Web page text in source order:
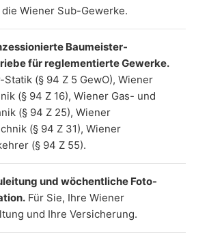
Wiener Sub-Gewerke.
Baumeister-
für reglementierte Gewerke.
Statik (§ 94 Z 5 GewO), Wiener
(§ 94 Z 16), Wiener Gas- und
(§ 94 Z 25), Wiener
(§ 94 Z 31), Wiener
(§ 94 Z 55).
und wöchentliche Foto-
Für Sie, Ihre Wiener
und Ihre Versicherung.